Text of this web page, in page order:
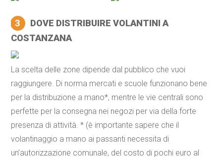
3
DOVE DISTRIBUIRE VOLANTINI A
COSTANZANA
La scelta delle zone dipende dal pubblico che vuoi
raggiungere. Di norma mercati e scuole funzionano bene
per la distribuzione a mano*, mentre le vie centrali sono
perfette per la consegna nei negozi per via della forte
presenza di attività. * (è importante sapere che il
volantinaggio a mano ai passanti necessita di
un’autorizzazione comunale, del costo di pochi euro al